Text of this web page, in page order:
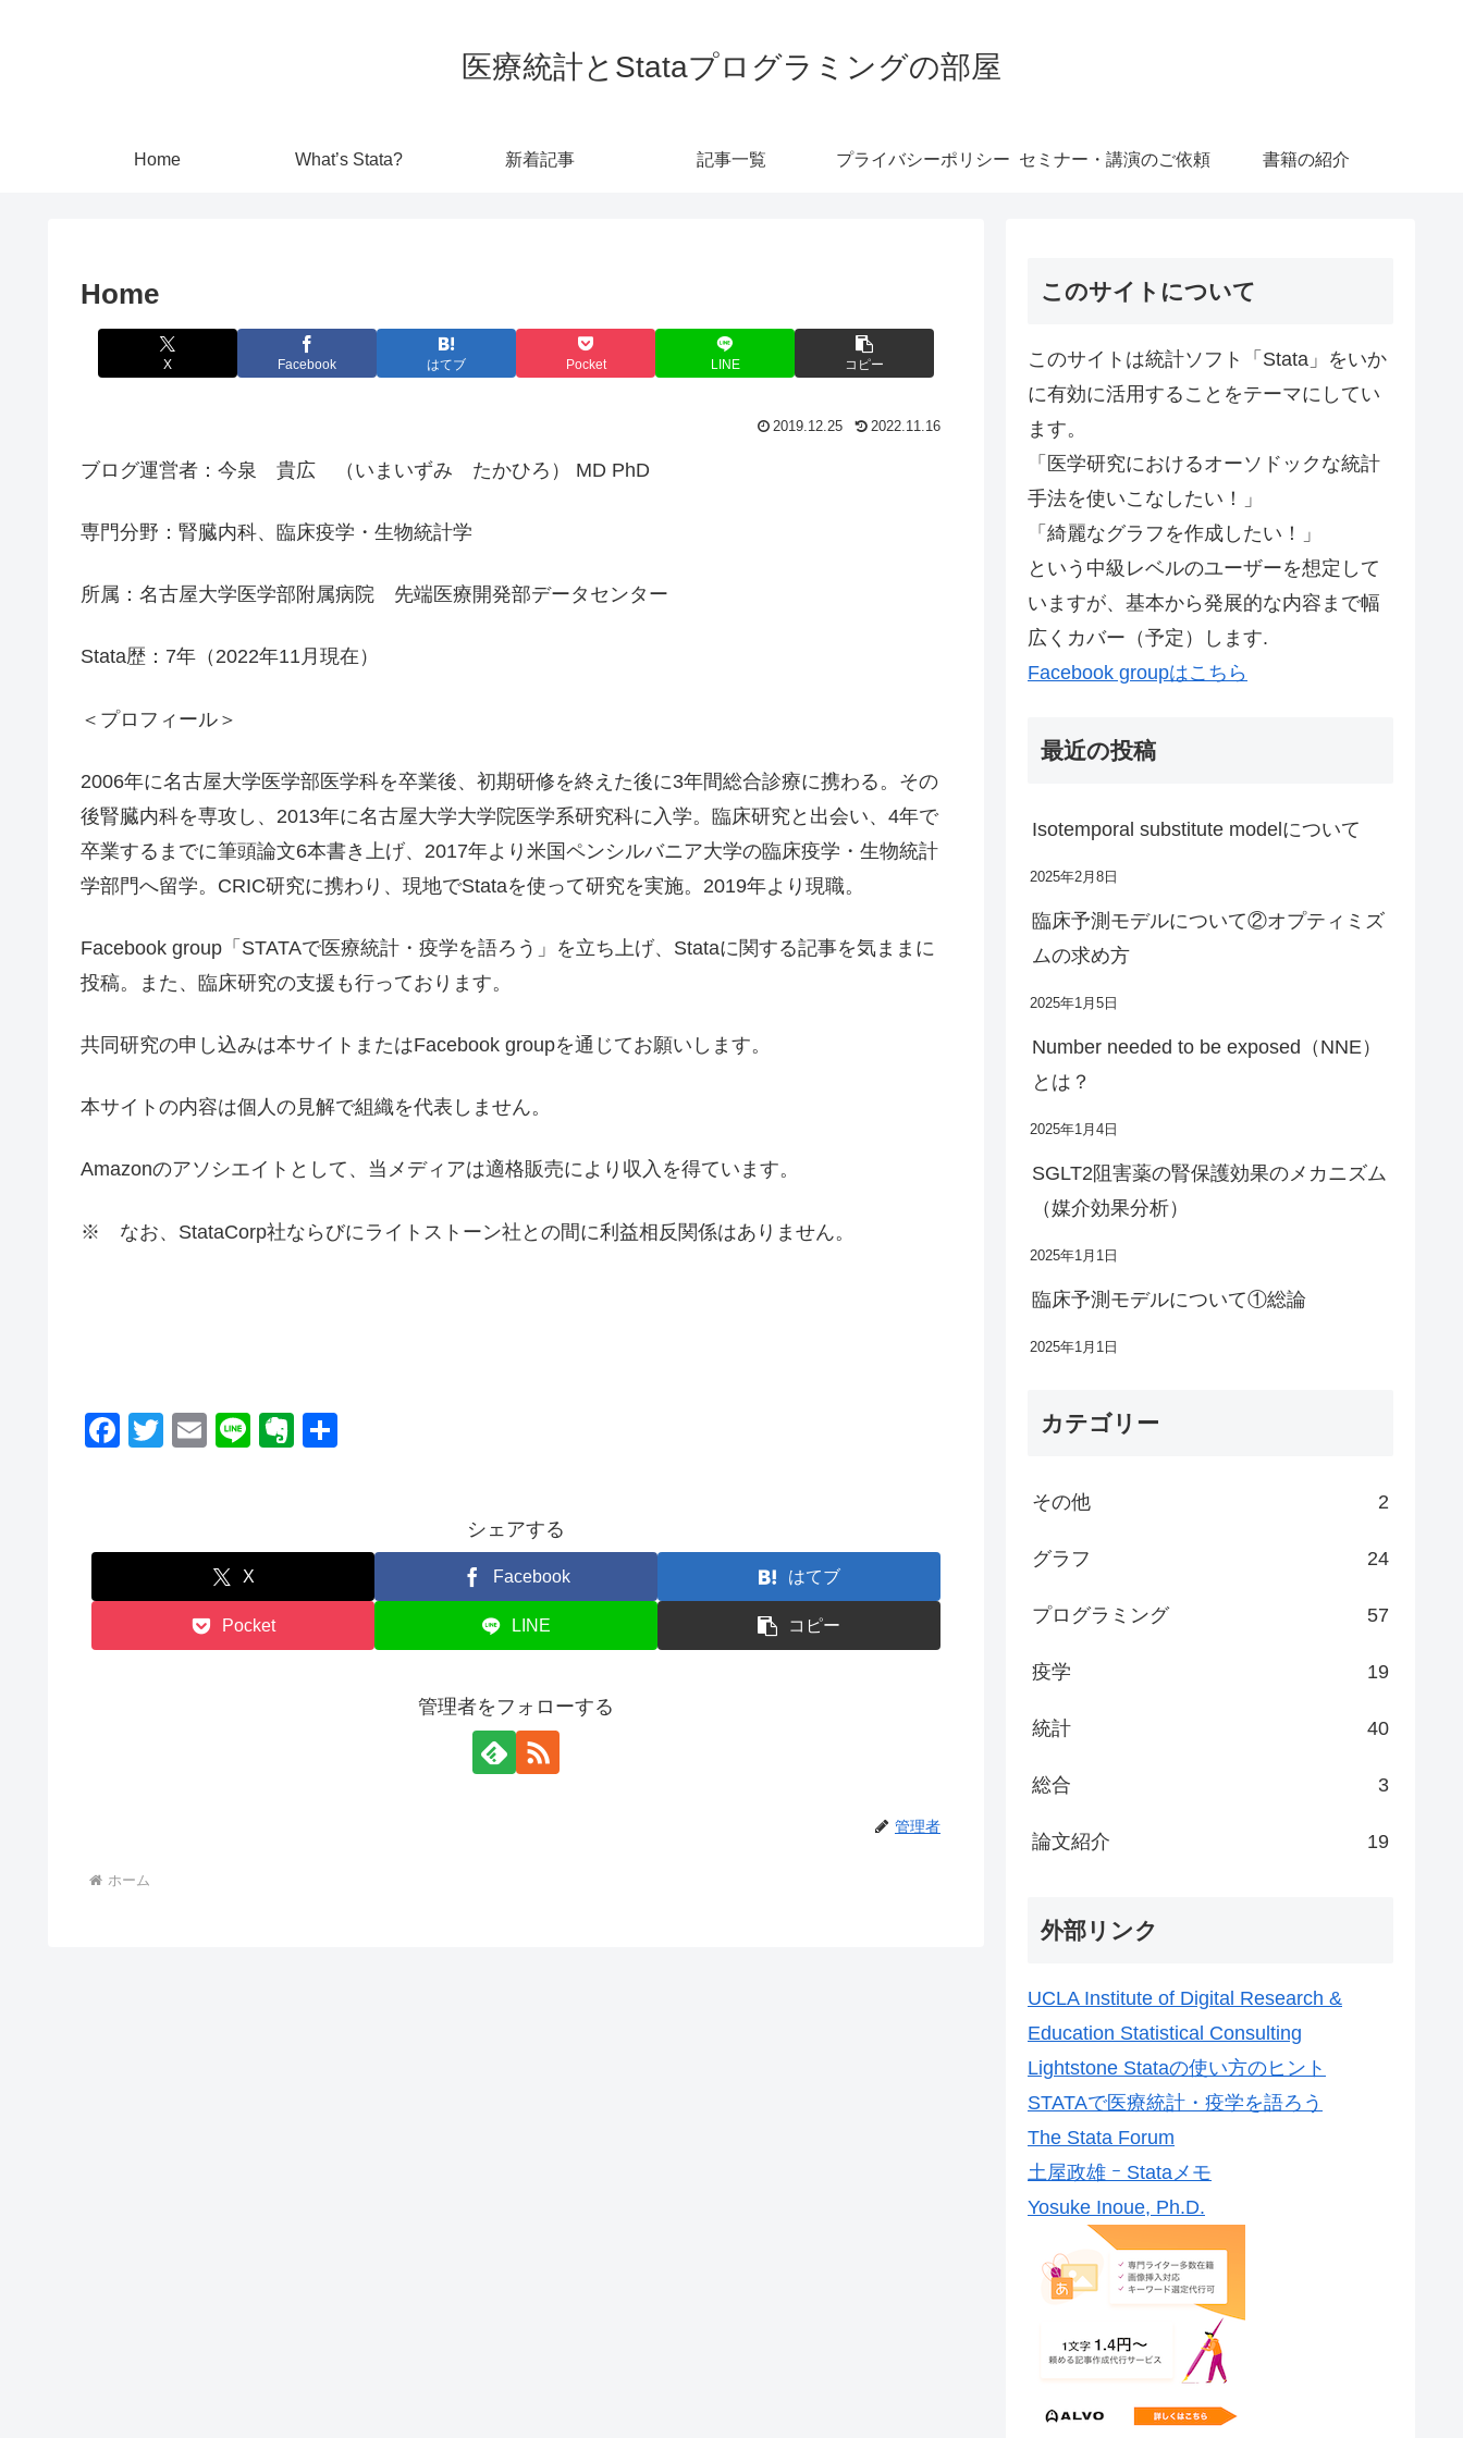
医療統計とStataプログラミングの部屋
Home What’s Stata? 新着記事 記事一覧 プライバシーポリシー セミナー・講演のご依頼 書籍の紹介
Home
X Facebook はてブ Pocket LINE コピー
2019.12.25 2022.11.16
ブログ運営者：今泉 貴広 （いまいずみ たかひろ） MD PhD
専門分野：腎臓内科、臨床疫学・生物統計学
所属：名古屋大学医学部附属病院 先端医療開発部データセンター
Stata歴：7年（2022年11月現在）
＜プロフィール＞
2006年に名古屋大学医学部医学科を卒業後、初期研修を終えた後に3年間総合診療に携わる。その
後腎臓内科を専攻し、2013年に名古屋大学大学院医学系研究科に入学。臨床研究と出会い、4年で
卒業するまでに筆頭論文6本書き上げ、2017年より米国ペンシルバニア大学の臨床疫学・生物統計
学部門へ留学。CRIC研究に携わり、現地でStataを使って研究を実施。2019年より現職。
Facebook group「STATAで医療統計・疫学を語ろう」を立ち上げ、Stataに関する記事を気ままに
投稿。また、臨床研究の支援も行っております。
共同研究の申し込みは本サイトまたはFacebook groupを通じてお願いします。
本サイトの内容は個人の見解で組織を代表しません。
Amazonのアソシエイトとして、当メディアは適格販売により収入を得ています。
※ なお、StataCorp社ならびにライトストーン社との間に利益相反関係はありません。
F
o
T
E
Li
E
e
シェアする
X Facebook はてブ
Pocket LINE コピー
管理者をフォローする
管理者
ホーム
このサイトについて
このサイトは統計ソフト「Stata」をいか
に有効に活用することをテーマにしてい
ます。
「医学研究におけるオーソドックな統計
手法を使いこなしたい！」
「綺麗なグラフを作成したい！」
という中級レベルのユーザーを想定して
いますが、基本から発展的な内容まで幅
広くカバー（予定）します.
Facebook groupはこちら
最近の投稿
Isotemporal substitute modelについて
2025年2月8日
臨床予測モデルについて②オプティミズ
ムの求め方
2025年1月5日
Number needed to be exposed（NNE）
とは？
2025年1月4日
SGLT2阻害薬の腎保護効果のメカニズム
（媒介効果分析）
2025年1月1日
臨床予測モデルについて①総論
2025年1月1日
カテゴリー
その他 2
グラフ 24
プログラミング 57
疫学 19
統計 40
総合 3
論文紹介 19
外部リンク
UCLA Institute of Digital Research &
Education Statistical Consulting
Lightstone Stataの使い方のヒント
STATAで医療統計・疫学を語ろう
The Stata Forum
土屋政雄 ｰ Stataメモ
Yosuke Inoue, Ph.D.